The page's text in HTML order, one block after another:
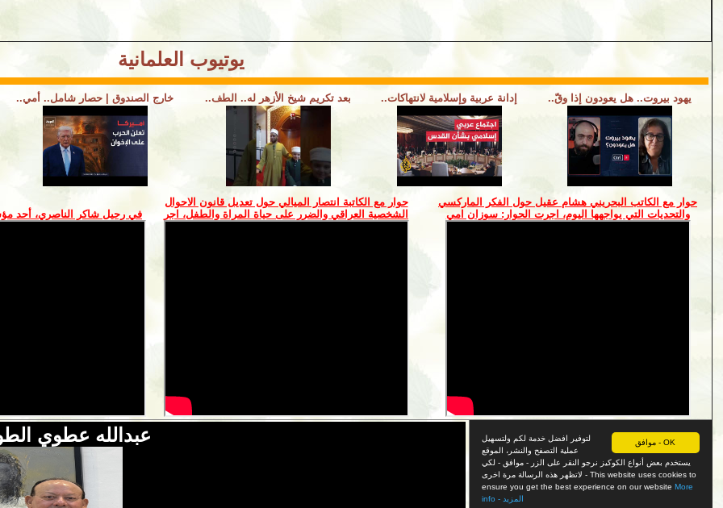
يوتيوب العلمانية
خارج الصندوق | حصار شامل.. أمي.. بعد تكريم شيخ الأزهر له.. الطف.. إدانة عربية وإسلامية لانتهاكات.. يهود بيروت.. هل يعودون إذا وقّ..
في رحيل شاكر الناصري، أحد
حوار مع الكاتبة انتصار الميالي حول تعديل قانون الاحوال
الشخصية العراقي والضرر على حياة المراة والطفل، اجر
حوار مع الكاتب البحريني هشام عقيل حول الفكر الماركسي
والتحديات التي يواجهها اليوم، اجرت الحوار: سوزان امي
عبدالله عطوي